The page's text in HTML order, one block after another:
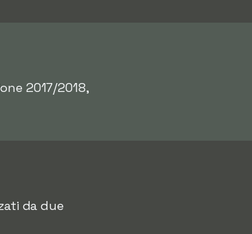
2017/2018,
da due